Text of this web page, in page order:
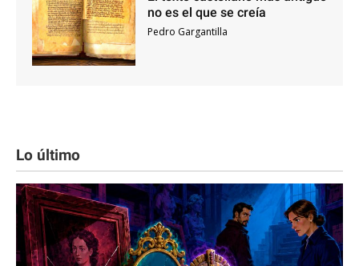
no es el que se creía
Pedro Gargantilla
Lo último